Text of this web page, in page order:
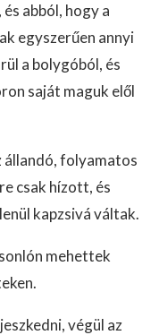
abból, hogy a
egyszerűen annyi
a bolygóból, és
saját maguk elől
állandó, folyamatos
csak hízott, és
kapzsivá váltak.
mehettek
végül az